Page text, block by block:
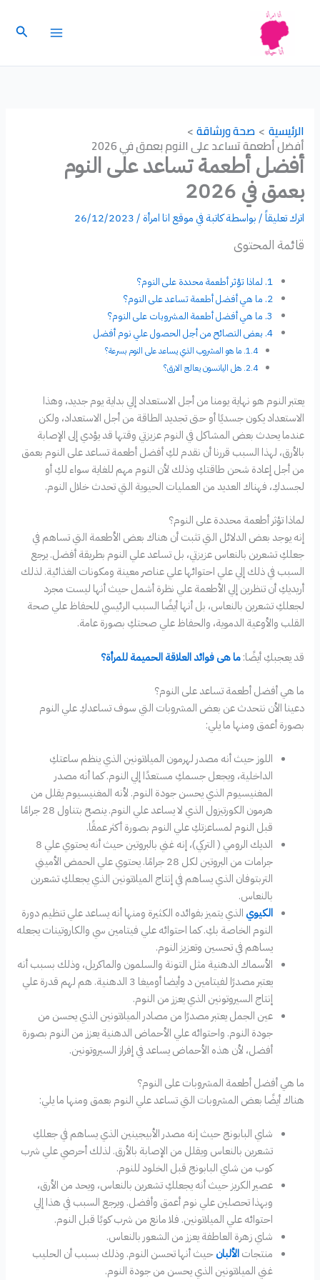
الرئيسية صحة ورشاقة
أفضل أطعمة تساعد على النوم بعمق في 2026
أفضل أطعمة تساعد على النوم
بعمق في 2026
اترك تعليقاً/ بواسطة كاتبة في موقع انا امرأة /
26/12/2023
قائمة المحتوى
لماذا تؤثر أطعمة محددة على النوم؟
ما هي أفضل أطعمة تساعد على النوم؟
ما هي أفضل أطعمة المشروبات على النوم؟
بعض النصائح من أجل الحصول علي نوم أفضل
ما هو المشروب الذي يساعد على النوم بسرعة؟
هل اليانسون يعالج الارق؟
يعتبر النوم هو نهاية يومنا من أجل الاستعداد إلي بداية يوم جديد، وهذا
الاستعداد يكون جسديًا أو حتى تجديد الطاقة من أجل الاستعداد، ولكن
عندما يحدث بعض المشاكل في النوم عزيزتي وقتها قد يؤدي إلى الإصابة
بالأرق، لهذا السبب قررنا أن نقدم لكِ أفضل أطعمة تساعد على النوم بعمق
من أجل إعادة شحن طاقتكِ وذلك لأن النوم مهم للغاية سواء لكِ أو
لجسدكِ، فهناك العديد من العمليات الحيوية التي تحدث خلال النوم.
لماذا تؤثر أطعمة محددة على النوم؟
إنه يوجد بعض الدلائل التي تثبت أن هناك بعض الأطعمة التي تساهم في
جعلكِ تشعرين بالنعاس عزيزتي، بل تساعد علي النوم بطريقة أفضل. يرجع
السبب في ذلك إلي علي احتوائها علي عناصر معينة ومكونات الغذائية. لذلك
أريديكِ أن تنظرين إلي الأطعمة علي نظرة أشمل حيث أنها ليست مجرد
لجعلكِ تشعرين بالنعاس، بل أنها أيضًا السبب الرئيسي للحفاظ علي صحة
القلب والأوعية الدموية، والحفاظ علي صحتكِ بصورة عامة.
قد يعجبكِ أيضًا:ما هى فوائد العلاقة الحميمة للمرأة؟
ما هي أفضل أطعمة تساعد على النوم؟
دعينا الأن نتحدث عن بعض المشروبات التي سوف تساعدكِ علي النوم
بصورة أعمق ومنها ما يلي:
اللوز حيث أنه مصدر لهرمون الميلاتونين الذي ينظم ساعتكِ
الداخلية، ويجعل جسمكِ مستعدًا إلي النوم. كما أنه مصدر
المغنيسيوم الذي يحسن جودة النوم. لأنه المغنيسيوم يقلل من
هرمون الكورتيزول الذي لا يساعد علي النوم. ينصح بتناول 28 جرامًا
قبل النوم لمساعزتكِ علي النوم بصورة أكثر عمقًا.
الديك الرومي ( التركي)، إنه غني بالبروتين حيث أنه يحتوي علي 8
جرامات من البروتين لكل 28 جرامًا. يحتوي علي الحمض الأميني
التربتوفان الذي يساهم في إنتاج الميلاتونين الذي يجعلكِ تشعرين
بالنعاس.
الكيوي الذي يتميز بفوائده الكثيرة ومنها أنه يساعد علي تنظيم دورة
النوم الخاصة بكِ. كما احتوائه علي فيتامين سي والكاروتينات يجعله
يساهم في تحسين وتعزيز النوم.
الأسماك الدهنية مثل التونة والسلمون والماكريل، وذلك بسبب أنه
يعتبر مصدرًا لفيتامين د وأيضا أوميغا 3 الدهنية. هم لهم قدرة علي
إنتاج السيروتونين الذي يعزز من النوم.
عين الجمل يعتبر مصدرًا من مصادر الميلاتونين الذي يحسن من
جودة النوم. واحتوائه علي الأحماض الدهنية يعزز من النوم بصورة
أفضل، لأن هذه الأحماض يساعد في إفراز السيروتونين.
ما هي أفضل أطعمة المشروبات على النوم؟
هناك أيضًا بعض المشروبات التي تساعد علي النوم بعمق ومنها ما يلي:
شاي البابونج حيث إنه مصدر الأبيجينين الذي يساهم في جعلكِ
تشعرين بالنعاس ويقلل من الإصابة بالأرق. لذلك أحرصي علي شرب
كوب من شاي البابونج قبل الخلود للنوم.
عصير الكريز حيث أنه يجعلكِ تشعرين بالنعاس، ويحد من الأرق،
وبهذا تحصلين علي نوم أعمق وأفضل. ويرجع السبب في هذا إلي
احتوائه علي الميلاتونين. فلا مانع من شرب كوبًا قبل النوم.
شاي زهرة العاطفة يعزز من الشعور بالنعاس.
منتجاتالألبانحيث أنها تحسن النوم. وذلك بسبب أن الحليب
غني الميلاتونين الذي يحسن من جودة النوم.